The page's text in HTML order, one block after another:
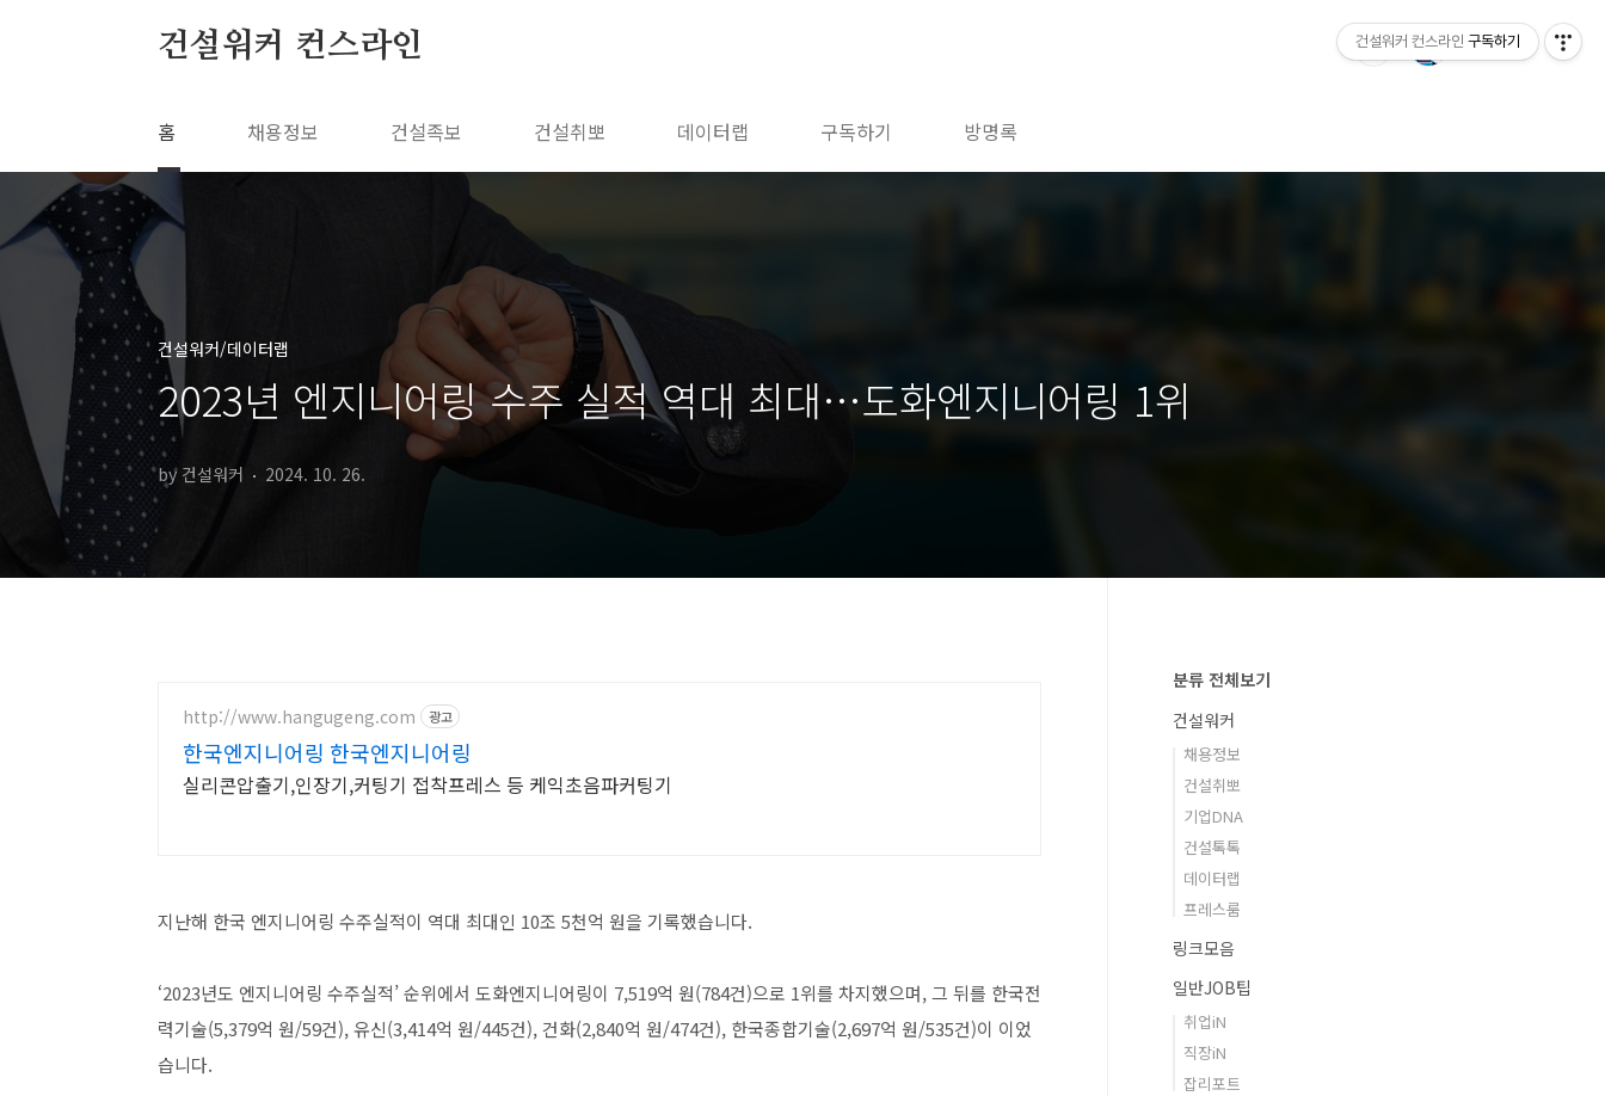
건설워커 컨스라인
홈 채용정보 건설족보 건설취뽀 데이터랩 구독하기 방명록
건설워커/데이터랩
2023년 엔지니어링 수주 실적 역대 최대…도화엔지니어링 1위
by 건설워커 2024. 10. 26.
http://www.hangugeng.com 광고
한국엔지니어링 한국엔지니어링
실리콘압출기,인장기,커팅기 접착프레스 등 케익초음파커팅기
지난해 한국 엔지니어링 수주실적이 역대 최대인 10조 5천억 원을 기록했습니다.
‘2023년도 엔지니어링 수주실적’ 순위에서 도화엔지니어링이 7,519억 원(784건)으로 1위를 차지했으며, 그 뒤를 한국전
력기술(5,379억 원/59건), 유신(3,414억 원/445건), 건화(2,840억 원/474건), 한국종합기술(2,697억 원/535건)이 이었
습니다.
분류 전체보기
건설워커
채용정보
건설취뽀
기업DNA
건설톡톡
데이터랩
프레스룸
링크모음
일반JOB팁
취업iN
직장iN
잡리포트
건설워커 컨스라인 구독하기